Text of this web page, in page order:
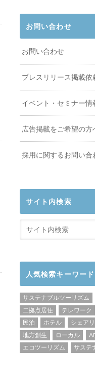
お問い合わせ
お問い合わせ
プレスリリース掲載依
イベント・セミナー情
広告掲載をご希望の方
採用に関するお問い合
サイト内検索
人気検索キーワード
サステナブルツーリズム
二拠点居住
テレワーク
民泊
ホテル シェア
地方創生
ローカル
エコツーリズム
サステ